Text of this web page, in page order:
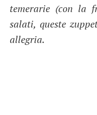
temerarie (con la
salati, queste
allegria.